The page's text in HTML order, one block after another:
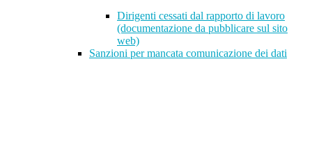
Dirigenti cessati dal rapporto di lavoro
(documentazione da pubblicare sul sito
web)
Sanzioni per mancata comunicazione dei dati